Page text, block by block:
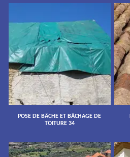
POSE DE BÂCHE ET BÂCHAGE DE
TOITURE 34